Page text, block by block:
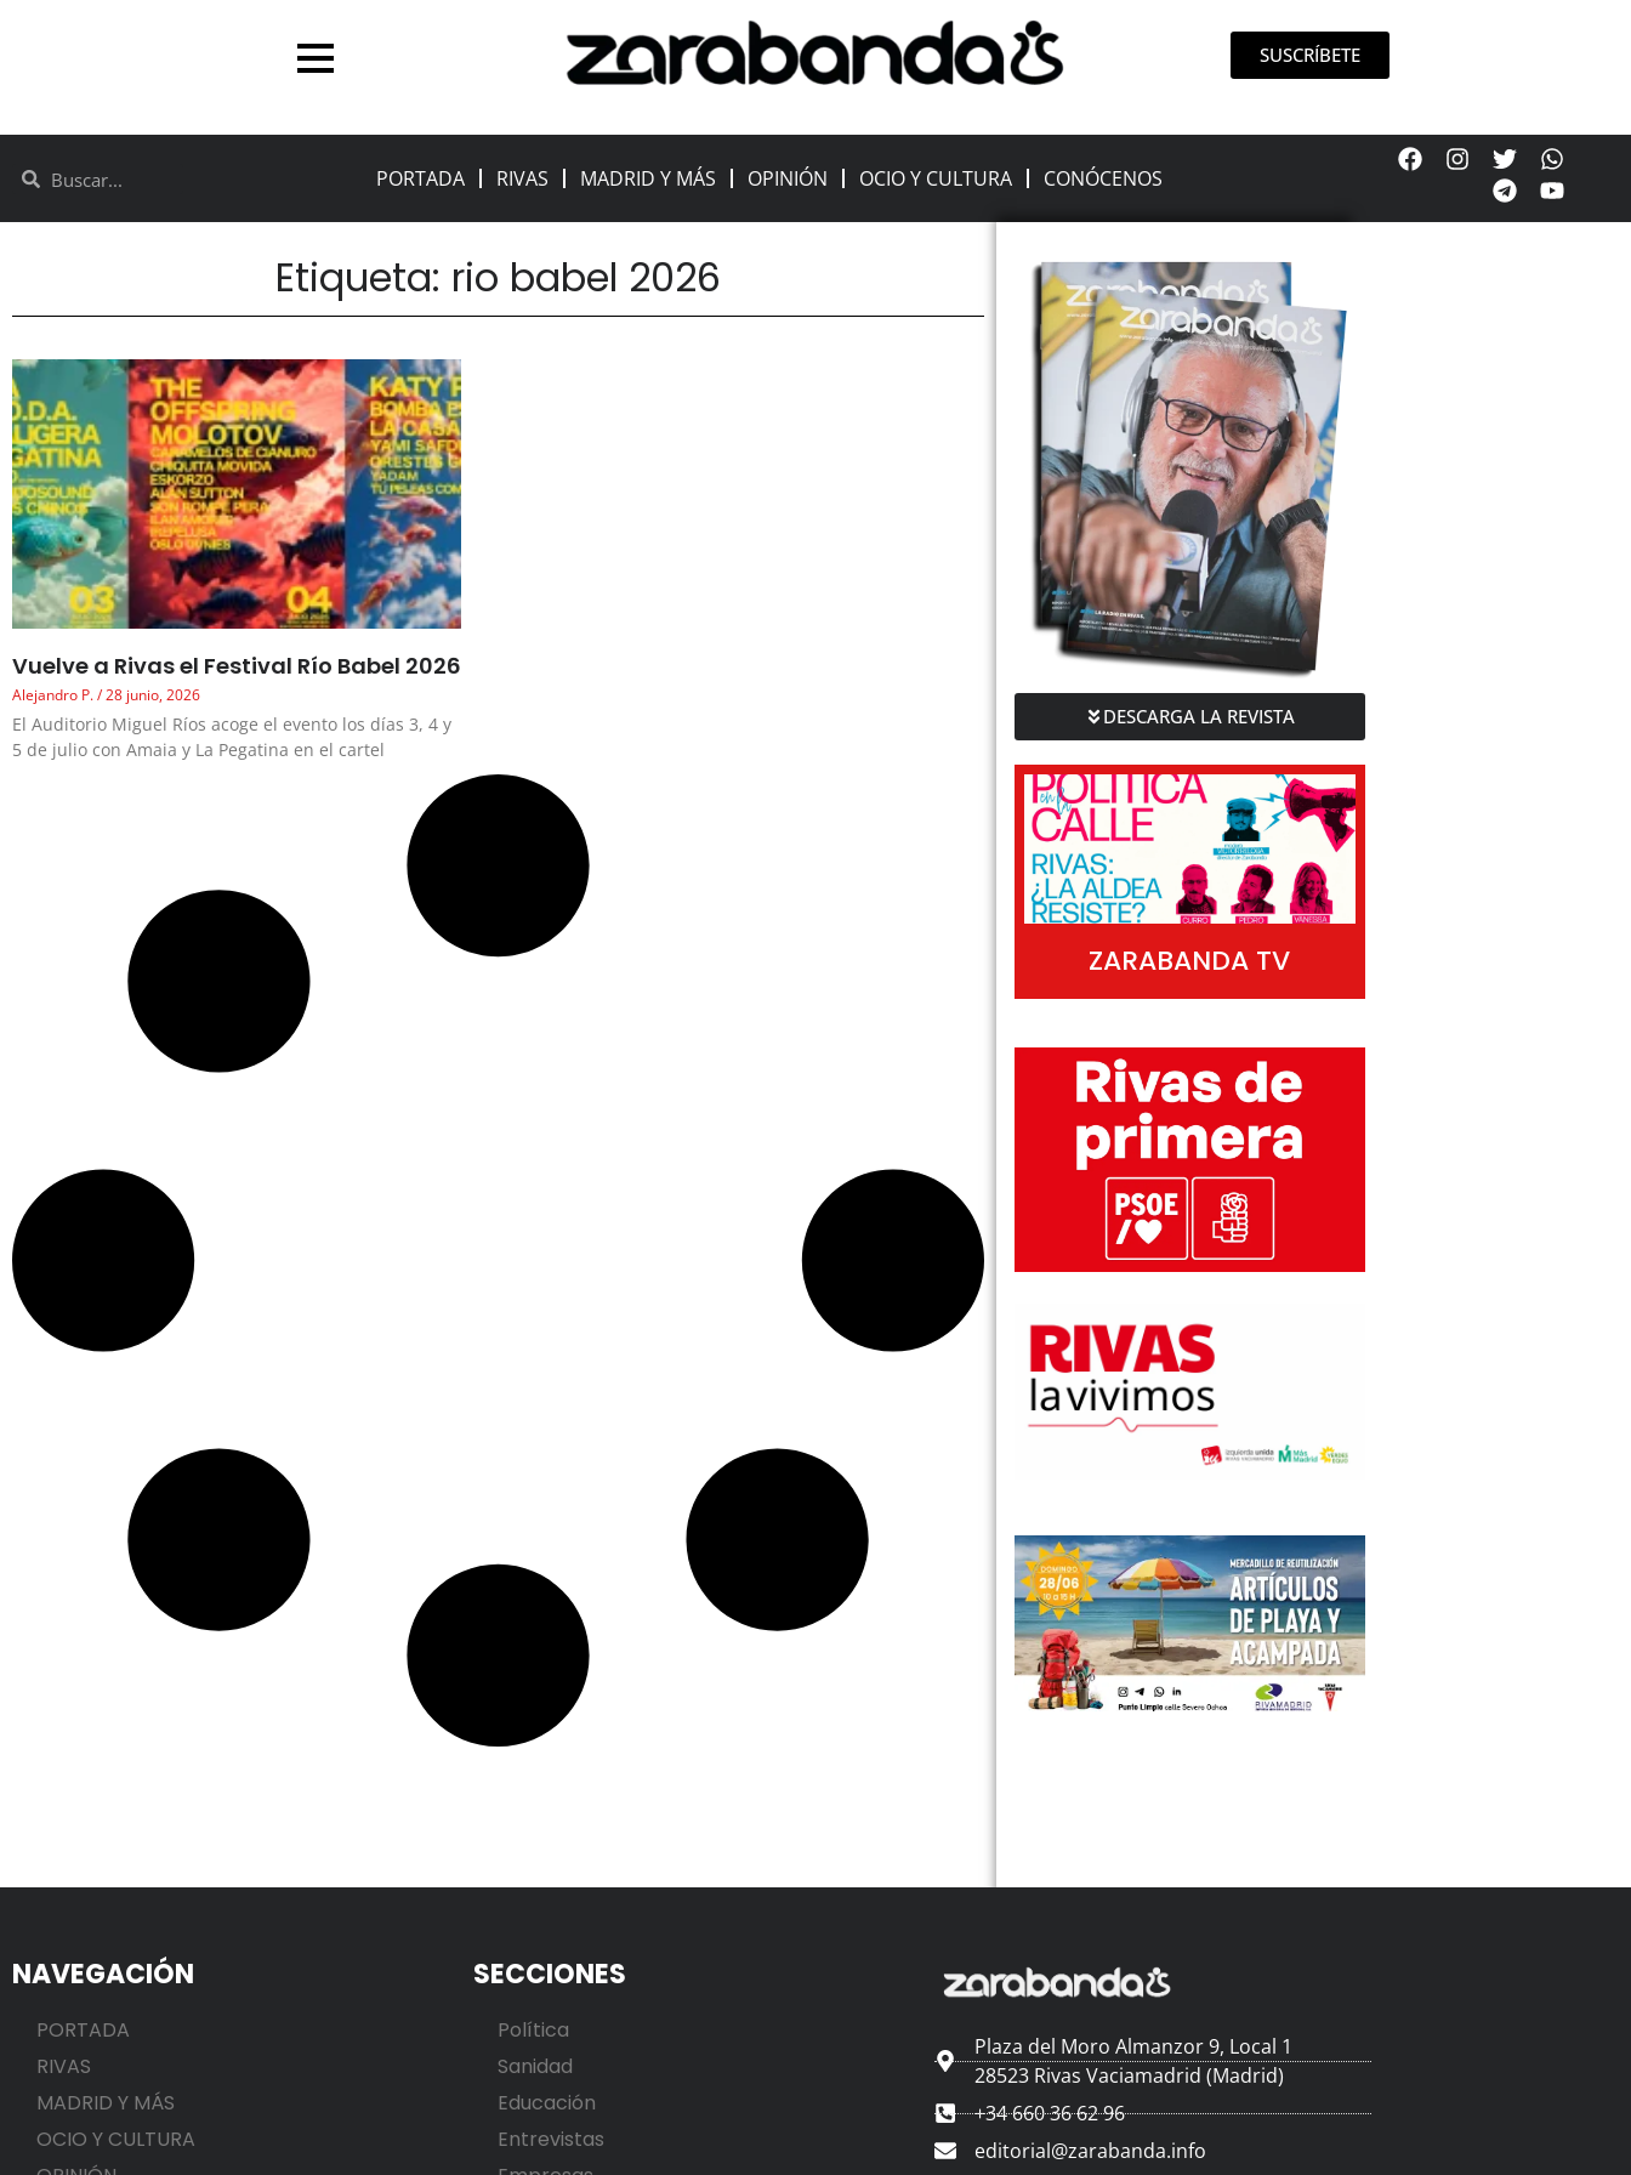
SUSCRÍBETE
PORTADA RIVAS MADRID Y MÁS OPINIÓN OCIO Y CULTURA CONÓCENOS
Etiqueta: rio babel 2026
Vuelve a Rivas el Festival Río Babel 2026
Alejandro P. 28 junio, 2026
El Auditorio Miguel Ríos acoge el evento los días 3, 4 y
5 de julio con Amaia y La Pegatina en el cartel
DESCARGA LA REVISTA
ZARABANDA TV
NAVEGACIÓN
PORTADA
RIVAS
MADRID Y MÁS
OCIO Y CULTURA
SECCIONES
Política
Sanidad
Educación
Entrevistas
Plaza del Moro Almanzor 9, Local 1
28523 Rivas Vaciamadrid (Madrid)
+34 660 36 62 96
editorial@zarabanda.info